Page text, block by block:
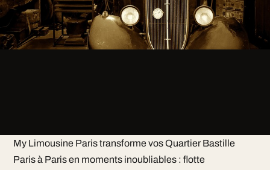
My Limousine Paris transforme vos Quartier Bastille
Paris à Paris en moments inoubliables : flotte